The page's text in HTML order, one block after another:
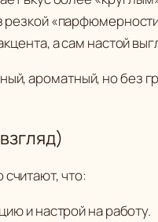
а сам настой
ароматный, но без
что:
и настрой на работу.